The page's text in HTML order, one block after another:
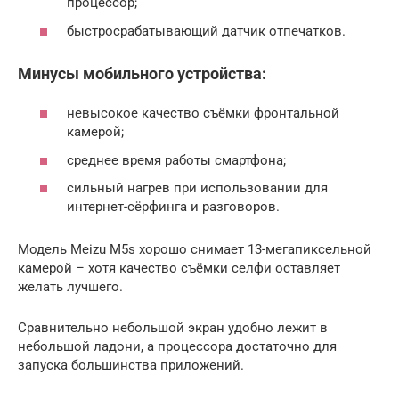
быстросрабатывающий датчик отпечатков.
Минусы мобильного устройства:
невысокое качество съёмки фронтальной
камерой;
среднее время работы смартфона;
сильный нагрев при использовании для
интернет-сёрфинга и разговоров.
Модель Meizu M5s хорошо снимает 13-мегапиксельной
камерой – хотя качество съёмки селфи оставляет
желать лучшего.
Сравнительно небольшой экран удобно лежит в
небольшой ладони, а процессора достаточно для
запуска большинства приложений.